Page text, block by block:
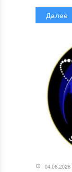
Далее
04.08.2026